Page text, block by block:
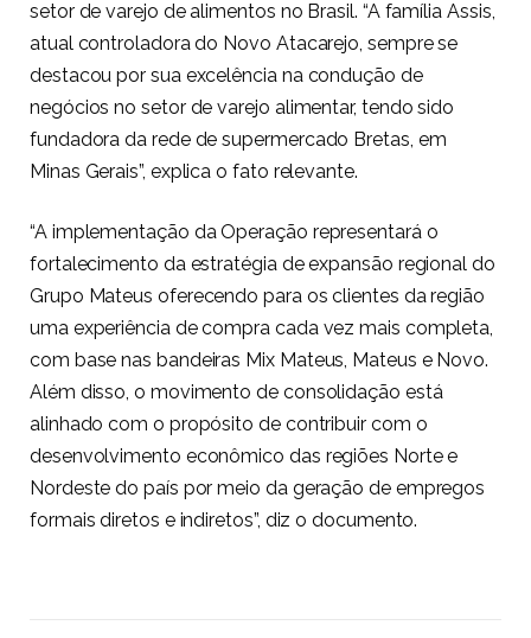
setor de varejo de alimentos no Brasil. “A família Assis,
atual controladora do Novo Atacarejo, sempre se
destacou por sua excelência na condução de
negócios no setor de varejo alimentar, tendo sido
fundadora da rede de supermercado Bretas, em
Minas Gerais”, explica o fato relevante.
“A implementação da Operação representará o
fortalecimento da estratégia de expansão regional do
Grupo Mateus oferecendo para os clientes da região
uma experiência de compra cada vez mais completa,
com base nas bandeiras Mix Mateus, Mateus e Novo.
Além disso, o movimento de consolidação está
alinhado com o propósito de contribuir com o
desenvolvimento econômico das regiões Norte e
Nordeste do país por meio da geração de empregos
formais diretos e indiretos”, diz o documento.